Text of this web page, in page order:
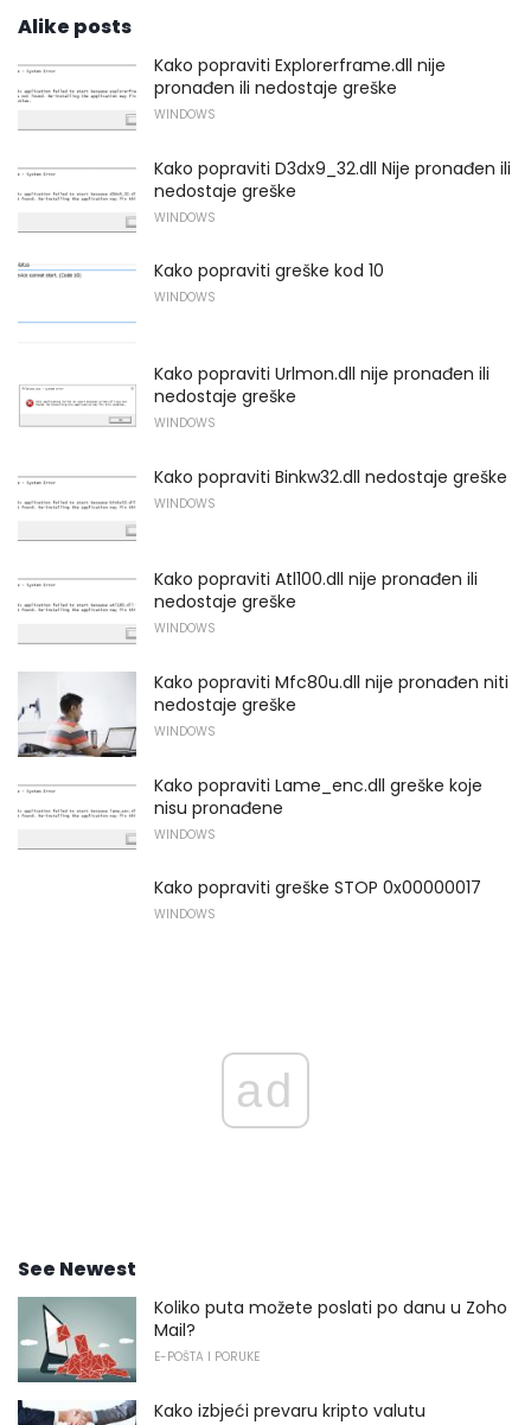
Alike posts
Kako popraviti Explorerframe.dll nije
pronađen ili nedostaje greške
WINDOWS
Kako popraviti D3dx9_32.dll Nije pronađen ili
nedostaje greške
WINDOWS
Kako popraviti greške kod 10
WINDOWS
Kako popraviti Urlmon.dll nije pronađen ili
nedostaje greške
WINDOWS
Kako popraviti Binkw32.dll nedostaje greške
WINDOWS
Kako popraviti Atl100.dll nije pronađen ili
nedostaje greške
WINDOWS
Kako popraviti Mfc80u.dll nije pronađen niti
nedostaje greške
WINDOWS
Kako popraviti Lame_enc.dll greške koje
nisu pronađene
WINDOWS
Kako popraviti greške STOP 0x00000017
WINDOWS
ad
See Newest
Koliko puta možete poslati po danu u Zoho
Mail?
E-POŠTA I PORUKE
Kako izbjeći prevaru kripto valutu